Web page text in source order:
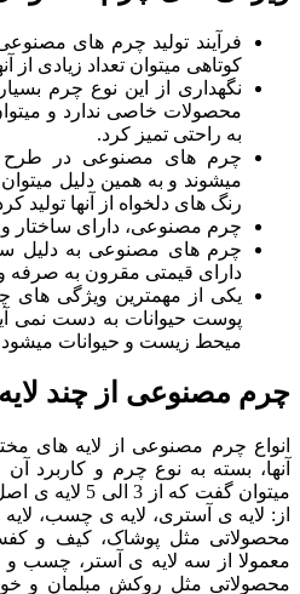
فرآیند تولید چرم های
کوتاهی میتوان تعداد زیادی از
نگهداری از این نوع چرم
محصولات خاصی ندارد و
به راحتی تمیز کرد.
چرم های مصنوعی در طرح
میشوند و به همین دلیل
رنگ های دلخواه از آنها تولید
چرم مصنوعی، دارای
چرم های مصنوعی به دلیل
دارای قیمتی مقرون به صرفه
یکی از مهمترین ویژگی
پوست حیوانات به دست نمی
میحط زیست و حیوانات
چرم مصنوعی از چند
انواع چرم مصنوعی از لایه های
آنها، بسته به نوع چرم و کاربرد
میتوان گفت که
از: لایه ی آستری، لایه ی چسب،
محصولاتی مثل پوشاک، کیف و
معمولا از سه لایه ی آستر، چسب و
محصولاتی مثل روکش مبلمان و